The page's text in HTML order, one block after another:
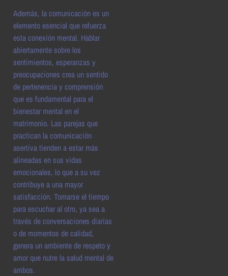
Además, la comunicación es un
elemento esencial que refuerza
esta conexión mental. Hablar
abiertamente sobre los
sentimientos, esperanzas y
preocupaciones crea un sentido
de pertenencia y comprensión
que es fundamental para el
bienestar mental en el
matrimonio. Las parejas que
practican la comunicación
asertiva tienden a estar más
alineadas en sus vidas
emocionales, lo que a su vez
contribuye a una mayor
satisfacción. Tomarse el tiempo
para escuchar al otro, ya sea a
través de conversaciones diarias
o de momentos de calidad,
genera un ambiente de respeto y
amor que nutre la salud mental de
ambos.